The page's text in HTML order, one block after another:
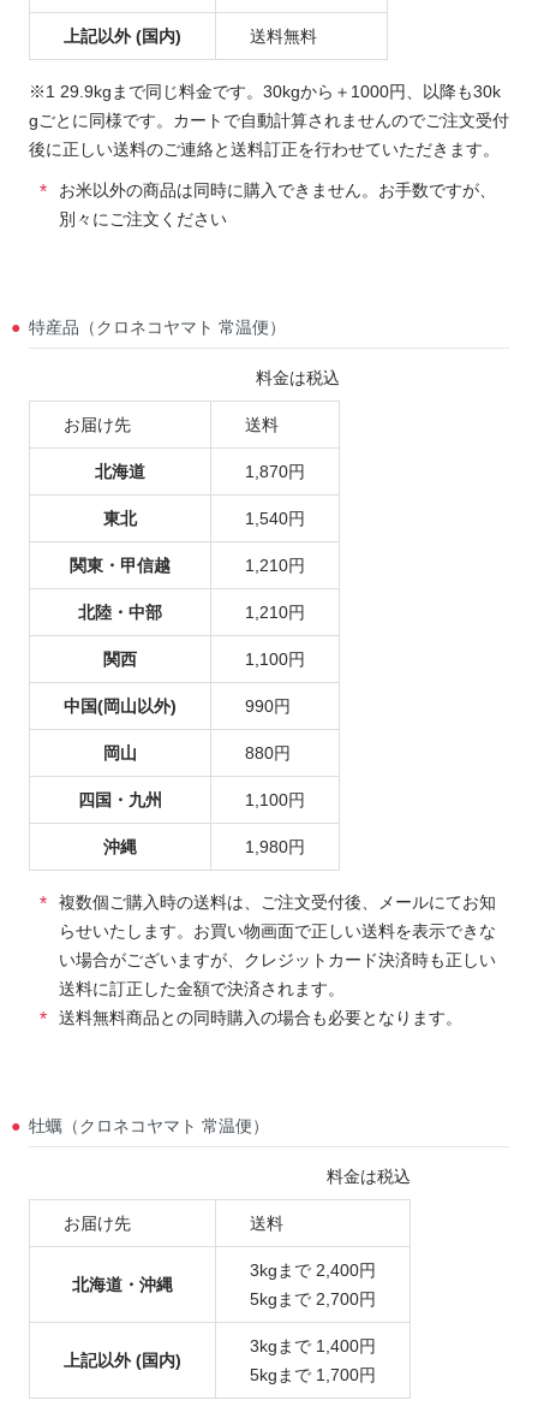
上記以外 (国内) 送料無料
※1 29.9kgまで同じ料金です。30kgから＋1000円、以降も30k
gごとに同様です。カートで自動計算されませんのでご注文受付
後に正しい送料のご連絡と送料訂正を行わせていただきます。
お米以外の商品は同時に購入できません。お手数ですが、
別々にご注文ください
特産品（クロネコヤマト 常温便）
料金は税込
お届け先 送料
北海道 1,870円
東北 1,540円
関東・甲信越 1,210円
北陸・中部 1,210円
関西 1,100円
中国(岡山以外) 990円
岡山 880円
四国・九州 1,100円
沖縄 1,980円
複数個ご購入時の送料は、ご注文受付後、メールにてお知
らせいたします。お買い物画面で正しい送料を表示できな
い場合がございますが、クレジットカード決済時も正しい
送料に訂正した金額で決済されます。
送料無料商品との同時購入の場合も必要となります。
牡蠣（クロネコヤマト 常温便）
料金は税込
お届け先 送料
北海道・沖縄
3kgまで 2,400円
5kgまで 2,700円
上記以外 (国内)
3kgまで 1,400円
5kgまで 1,700円